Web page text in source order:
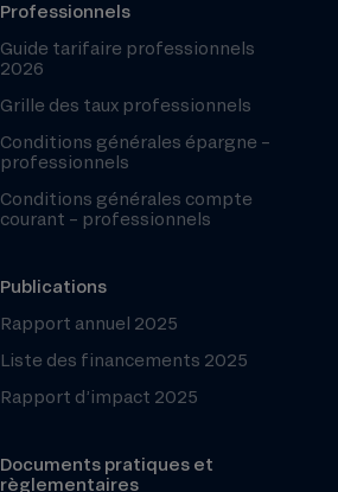
Professionnels
Guide tarifaire professionnels
2026
Grille des taux professionnels
Conditions générales épargne –
professionnels
Conditions générales compte
courant – professionnels
Publications
Rapport annuel 2025
Liste des financements 2025
Rapport d’impact 2025
Documents pratiques et
règlementaires